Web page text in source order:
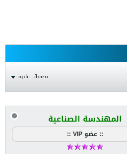
تصفية - فلترة
المهندسة الصناعية
:: عضو VIP ::